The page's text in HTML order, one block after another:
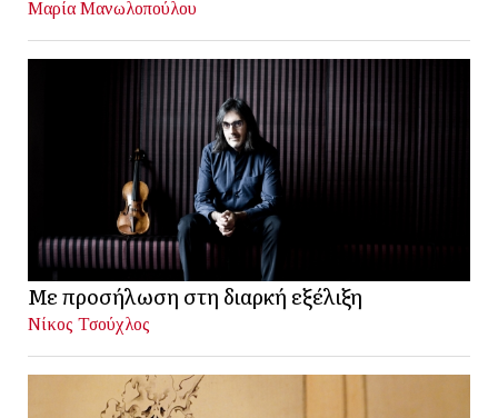
Μαρία Μανωλοπούλου
Με προσήλωση στη διαρκή εξέλιξη
Νίκος Τσούχλος